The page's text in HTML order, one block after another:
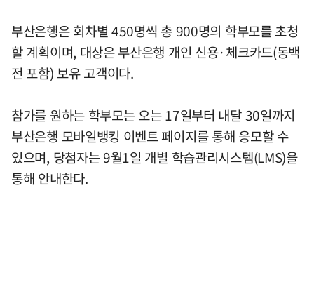
부산은행은 회차별 450명씩 총 900명의 학부모를 초청
할 계획이며, 대상은 부산은행 개인 신용·체크카드(동백
전 포함) 보유 고객이다.
참가를 원하는 학부모는 오는 17일부터 내달 30일까지
부산은행 모바일뱅킹 이벤트 페이지를 통해 응모할 수
있으며, 당첨자는 9월1일 개별 학습관리시스템(LMS)을
통해 안내한다.